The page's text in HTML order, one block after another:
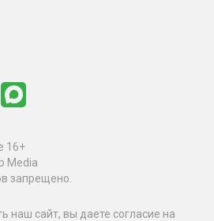
16+
Media
запрещено.
наш сайт, вы даете согласие на